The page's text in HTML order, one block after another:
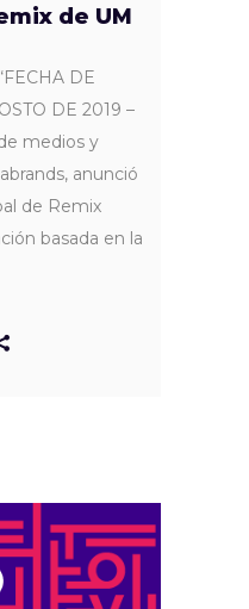
de UM
DE
DE 2019 –
medios y
anunció
de Remix
basada en la